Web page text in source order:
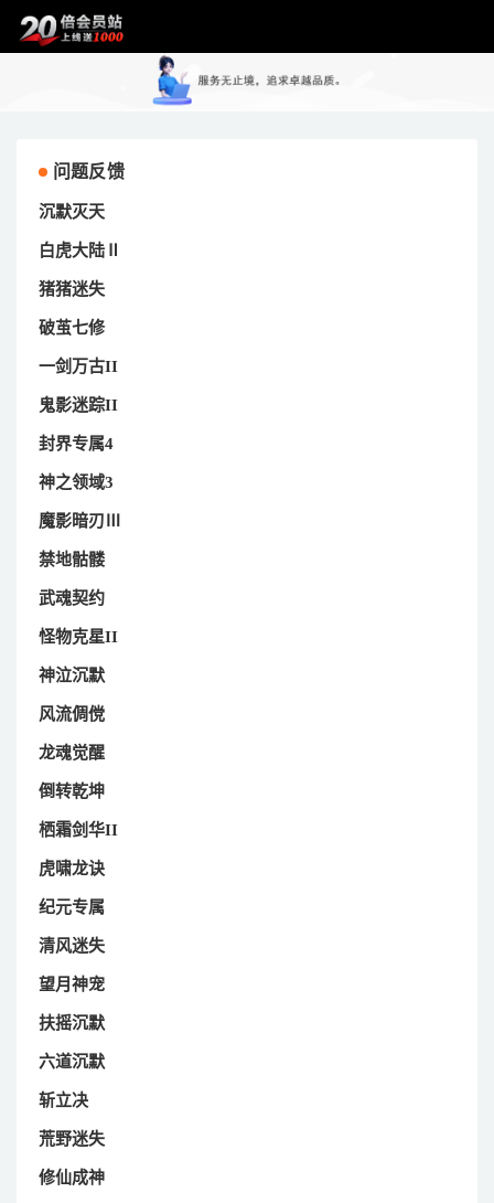
问题反馈
沉默灭天
白虎大陆Ⅱ
猪猪迷失
破茧七修
一剑万古II
鬼影迷踪II
封界专属4
神之领域3
魔影暗刃Ⅲ
禁地骷髅
武魂契约
怪物克星II
神泣沉默
风流倜傥
龙魂觉醒
倒转乾坤
栖霜剑华II
虎啸龙诀
纪元专属
清风迷失
望月神宠
扶摇沉默
六道沉默
斩立决
荒野迷失
修仙成神